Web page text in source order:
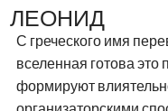
ЛЕОНИД
С греческого имя
вселенная готова
формируют
организаторскими